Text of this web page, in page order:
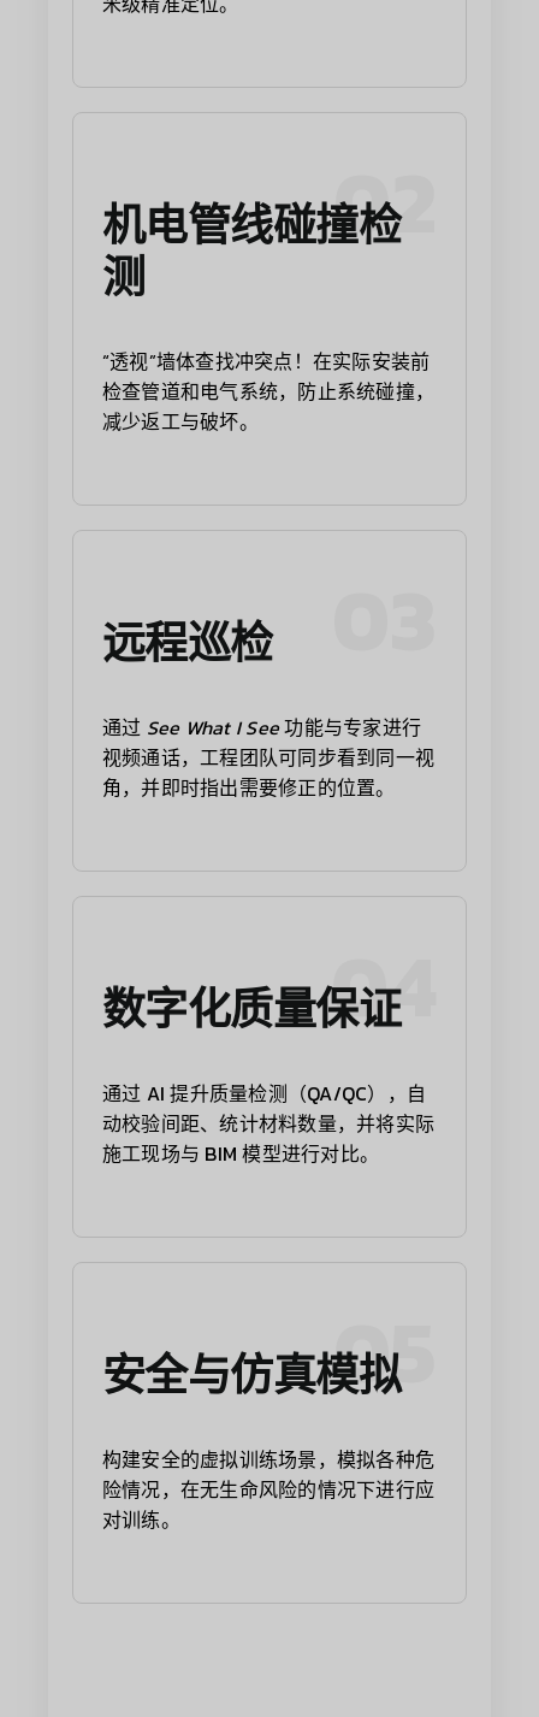
02
机电管线碰撞检
测
“透视”墙体查找冲突点！在实际安装前
检查管道和电气系统，防止系统碰撞，
减少返工与破坏。
远程巡检
通过 See What I See功能与专家进行
视频通话，工程团队可同步看到同一视
角，并即时指出需要修正的位置。
04
数字化质量保证
通过 AI 提升质量检测（QA/QC），自
动校验间距、统计材料数量，并将实际
施工现场与 BIM 模型进行对比。
05
安全与仿真模拟
构建安全的虚拟训练场景，模拟各种危
险情况，在无生命风险的情况下进行应
对训练。